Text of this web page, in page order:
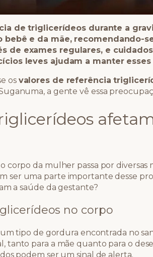
de triglicerídeos durante a
bebê e da mãe, recomendando-
de exames regulares, e
leves ajudam a manter
os valores de referência
a gente vê essa
corpo da mulher passa por diversas
ser uma parte importante desse
a saúde da gestante?
no corpo
tipo de gordura encontrada no
tanto para a mãe quanto para o
podem ser um sinal de alerta.